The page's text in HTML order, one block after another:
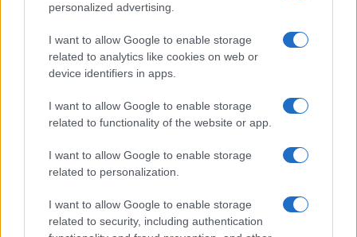
personalized advertising.
I want to allow Google to enable storage
related to analytics like cookies on web or
device identifiers in apps.
I want to allow Google to enable storage
related to functionality of the website or app.
I want to allow Google to enable storage
related to personalization.
I want to allow Google to enable storage
related to security, including authentication